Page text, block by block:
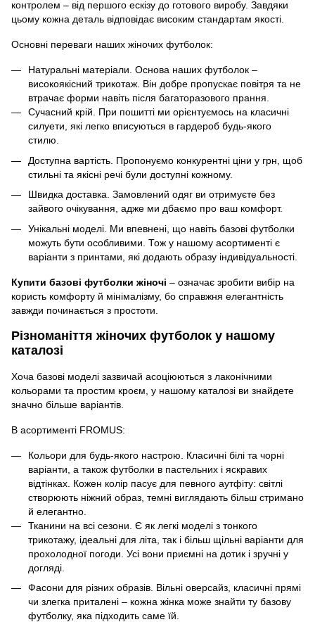
контролем – від першого ескізу до готового виробу. Завдяки
цьому кожна деталь відповідає високим стандартам якості.
Основні переваги наших жіночих футболок:
Натуральні матеріали. Основа наших футболок –
високоякісний трикотаж. Він добре пропускає повітря та не
втрачає форми навіть після багаторазового прання.
Сучасний крій. При пошитті ми орієнтуємось на класичні
силуети, які легко вписуються в гардероб будь-якого
стилю.
Доступна вартість. Пропонуємо конкурентні ціни у грн, щоб
стильні та якісні речі були доступні кожному.
Швидка доставка. Замовлений одяг ви отримуєте без
зайвого очікування, адже ми дбаємо про ваш комфорт.
Унікальні моделі. Ми впевнені, що навіть базові футболки
можуть бути особливими. Тож у нашому асортименті є
варіанти з принтами, які додають образу індивідуальності.
Купити базові футболки жіночі – означає зробити вибір на
користь комфорту й мінімалізму, бо справжня елегантність
завжди починається з простоти.
Різноманіття жіночих футболок у нашому
каталозі
Хоча базові моделі зазвичай асоціюються з лаконічними
кольорами та простим кроєм, у нашому каталозі ви знайдете
значно більше варіантів.
В асортименті FROMUS:
Кольори для будь-якого настрою. Класичні білі та чорні
варіанти, а також футболки в пастельних і яскравих
відтінках. Кожен колір пасує для певного аутфіту: світлі
створюють ніжний образ, темні виглядають більш стримано
й елегантно.
Тканини на всі сезони. Є як легкі моделі з тонкого
трикотажу, ідеальні для літа, так і більш щільні варіанти для
прохолодної погоди. Усі вони приємні на дотик і зручні у
догляді.
Фасони для різних образів. Вільні оверсайз, класичні прямі
чи злегка приталені – кожна жінка може знайти ту базову
футболку, яка підходить саме їй.